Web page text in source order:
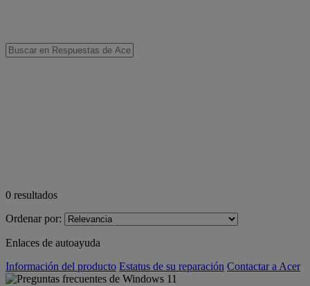
0 resultados
Ordenar por:
Enlaces de autoayuda
Información del producto Estatus de su reparación Contactar a Acer